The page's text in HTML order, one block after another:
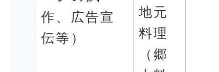
作、広告宣
伝等）
地元
料理
（郷